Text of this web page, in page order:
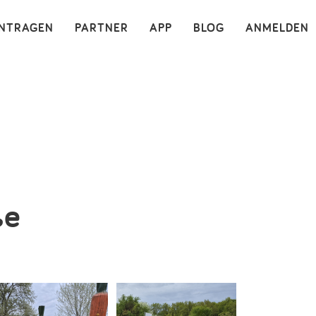
ANMELDEN
BLOG
APP
PARTNER ×